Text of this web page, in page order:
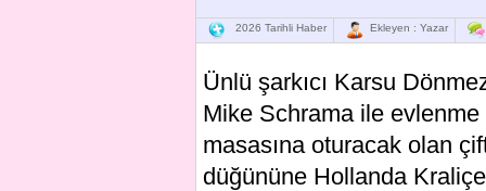
2026 Tarihli Haber Ekleyen : Yazar
Ünlü şarkıcı Karsu
Mike Schrama ile evlenme
masasına oturacak olan
düğününe Hollanda